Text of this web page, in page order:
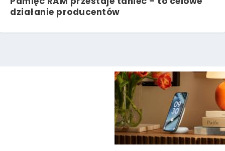
działanie producentów